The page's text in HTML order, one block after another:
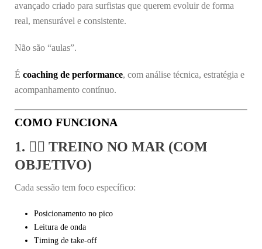
avançado criado para surfistas que querem evoluir de forma
real, mensurável e consistente.
Não são “aulas”.
É coaching de performance, com análise técnica, estratégia e
acompanhamento contínuo.
COMO FUNCIONA
1. 🏄‍♂️ TREINO NO MAR (COM
OBJETIVO)
Cada sessão tem foco específico:
Posicionamento no pico
Leitura de onda
Timing de take-off